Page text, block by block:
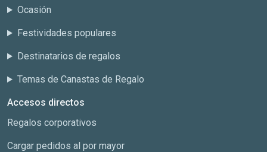
Ocasión
Festividades populares
Destinatarios de regalos
Temas de Canastas de Regalo
Accesos directos
Regalos corporativos
Cargar pedidos al por mayor